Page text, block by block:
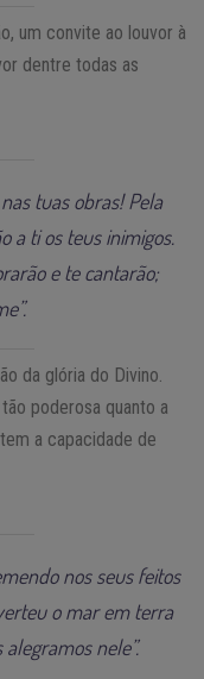
um convite ao louvor à
dentre todas as
tuas obras! Pela
a ti os teus inimigos.
e te cantarão;
da glória do Divino.
poderosa quanto a
a capacidade de
nos seus feitos
o mar em terra
nele”.